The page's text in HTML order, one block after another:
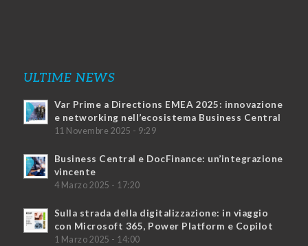
ULTIME NEWS
Var Prime a Directions EMEA 2025: innovazione
e networking nell’ecosistema Business Central
11 Novembre 2025 - 9:29
Business Central e DocFinance: un’integrazione
vincente
4 Marzo 2025 - 17:20
Sulla strada della digitalizzazione: in viaggio
con Microsoft 365, Power Platform e Copilot
1 Marzo 2025 - 14:00